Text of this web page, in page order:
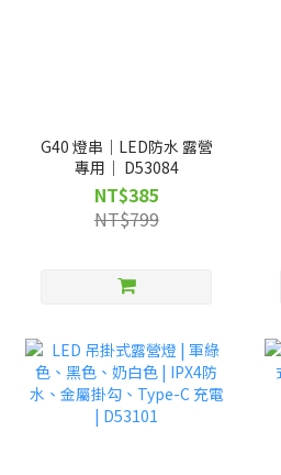
G40 燈串｜LED防水 露營
專用｜ D53084
NT$385
NT$799